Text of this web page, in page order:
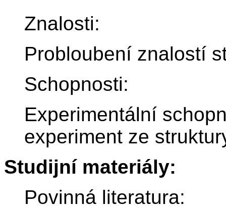
Znalosti:
Probloubení znalostí
Schopnosti:
Experimentální
experiment ze
Studijní materiály:
Povinná literatura: